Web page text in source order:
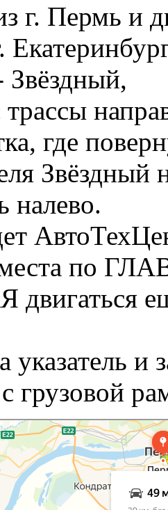
г. Пермь и
Звёздный,
трассы
где
налево.
места по
указатель
грузовой